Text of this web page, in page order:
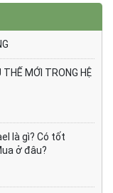
THẾ MỚI TRONG HỆ
là gì? Có tốt
ở đâu?